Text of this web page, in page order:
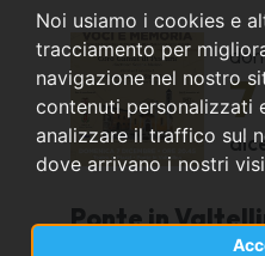
Noi usiamo i cookies e
tracciamento per
navigazione nel nostro
contenuti personalizzati
analizzare il traffico sul
dove arrivano i nostri
7
Ponte in